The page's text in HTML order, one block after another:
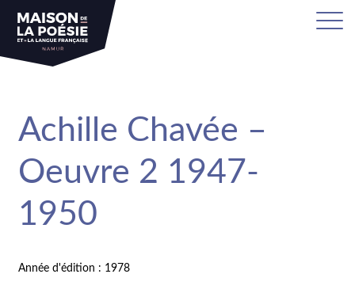
Achille Chavée –
Oeuvre 2 1947-
1950
Année d'édition : 1978